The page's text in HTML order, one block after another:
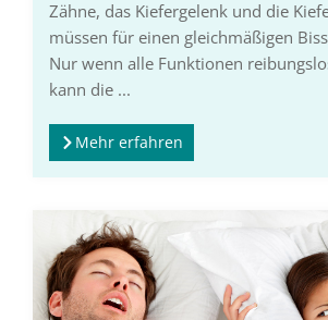
Zähne, das Kiefergelenk und die
müssen für einen gleichmäßigen
Nur wenn alle Funktionen
kann die ...
Mehr erfahren